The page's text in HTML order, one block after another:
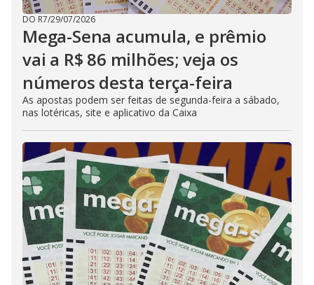
DO R7/29/07/2026
Mega-Sena acumula, e prêmio
vai a R$ 86 milhões; veja os
números desta terça-feira
As apostas podem ser feitas de segunda-feira a sábado,
nas lotéricas, site e aplicativo da Caixa